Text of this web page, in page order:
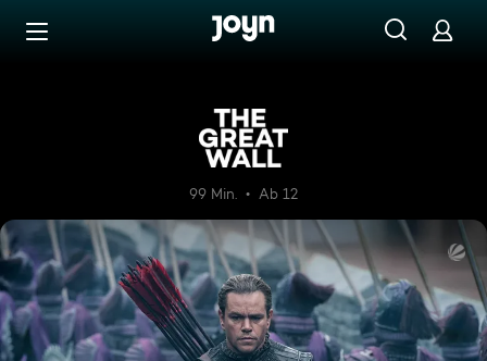
Zum Inhalt springen
The Great Wall
99 Min. Ab 12